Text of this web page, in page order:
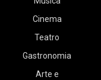
Cinema
Teatro
Gastronomia
Arte e